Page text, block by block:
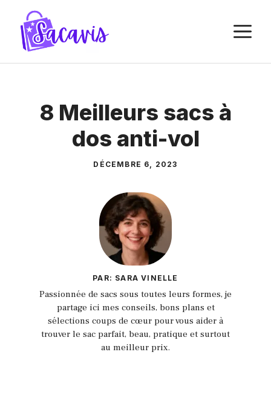
contenu
8 Meilleurs sacs à
dos anti-vol
DÉCEMBRE 6, 2023
PAR: SARA VINELLE
Passionnée de sacs sous toutes leurs formes, je
partage ici mes conseils, bons plans et
sélections coups de cœur pour vous aider à
trouver le sac parfait, beau, pratique et surtout
au meilleur prix.